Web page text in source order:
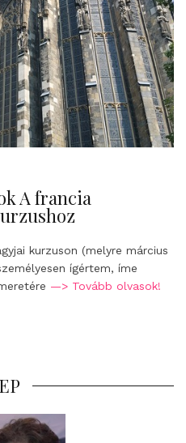
A francia
kurzuson (melyre március
ígértem, íme
—> Tovább olvasok!